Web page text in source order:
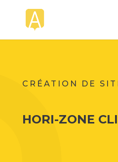
CRÉATION DE
HORI-ZONE